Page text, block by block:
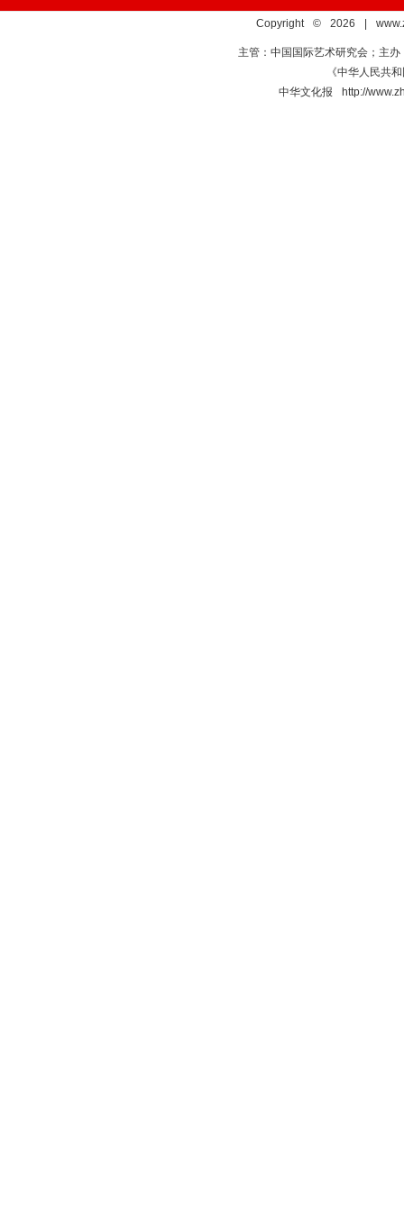
Copyright © 2026 |
主管：中国国际艺术研究会；主
《中华人民共
中华文化报 http://